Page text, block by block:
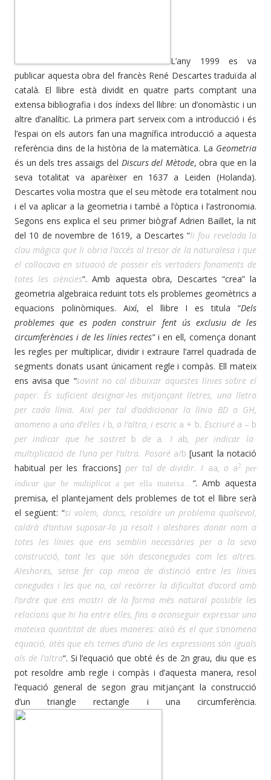
L’any 1999 es va
publicar aquesta obra del francès René Descartes traduïda al
català. El llibre està dividit en quatre parts comptant una
extensa bibliografia i dos índexs del llibre: un d’onomàstic i un
altre d’analític. La primera part serveix com a introducció i és
l’espai on els autors fan una magnífica introducció a aquesta
referència dins de la història de la matemàtica. La Geometria
és un dels tres assaigs del Discurs del Mètode, obra que en la
seva totalitat va aparèixer en 1637 a Leiden (Holanda).
Descartes volia mostra que el seu mètode era totalment nou
i el va aplicar a la geometria i també a l’òptica i l’astronomia.
Segons ens explica el seu primer biògraf Adrien Baillet, la nit
del 10 de novembre de 1619, a Descartes “li fou revelada la
clau màgica que li obria l’accés al tresor de la naturalesa i que
el col·locava en situació de posseir els vertaders fonaments de
totes les ciències“. Amb aquesta obra, Descartes “crea” la
geometria algebraica reduint tots els problemes geomètrics a
equacions polinòmiques. Així, el llibre I es titula “Dels
problemes que es poden construir fent ús exclusiu de les
circumferències i de les línies rectes” i en ell, comença donant
les regles per multiplicar, dividir i extraure l’arrel quadrada de
segments donats usant únicament regle i compàs. Ell mateix
ens avisa que “sovint no cal dibuixar aquestes línies sobre el
paper. És suficient designar-les mitjançant lletres, una lletra
per cada línia. Així per tal d’addicionar la línia BD a GH,
anomeno a una d’elles i b, a l’altra, i escric a + b. Escriuré a – b
per indicar que he sostretb dea. I ab, per indicar la
multiplicació de l’una per l’altra. Posaré a/b [usant la notació
habitual per les fraccions] per tal de dividir. I aa, o a2
per
indicar que he multiplicat a per ella mateixa… “. Amb aquesta
premisa, el plantejament dels problemes de tot el llibre serà
el següent: “si volem, doncs, resoldre un problema qualsevol,
caldrà d’antuvi suposar-lo ja resolt i aleshores donar nom a
totes les línies que ens semblin necessàries per a la seva
construcció, tant les que són desconegudes com les altres.
Aleshores, sense fer cap mena de distinció entre les línies
conegudes i les que no, cal recórrer la dificultat d’acord amb
l’ordre que ens mostri de la forma més natural possible les
relacions que hi ha entre elles, fins a aconseguir expressar una
mateixa quantitat de dues maneres: això és el que s’anomena
equació, atès que els temes d’una de les expressions són iguals
als de l’altra“. Si l’equació que obté és de 2n grau, diu que es
pot resoldre amb regle i compàs i d’aquesta manera, resol
l’equació general de segon grau mitjançant la construcció
d’un triangle rectangle i una circumferència.